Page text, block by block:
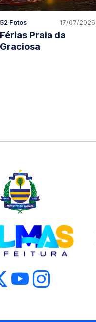
52 Fotos 17/07/2026
Férias Praia da
Graciosa